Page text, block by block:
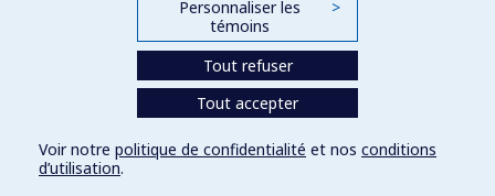
Personnaliser les
témoins
>
Tout refuser
Tout accepter
Voir notre politique de confidentialité et nos conditions
d’utilisation.